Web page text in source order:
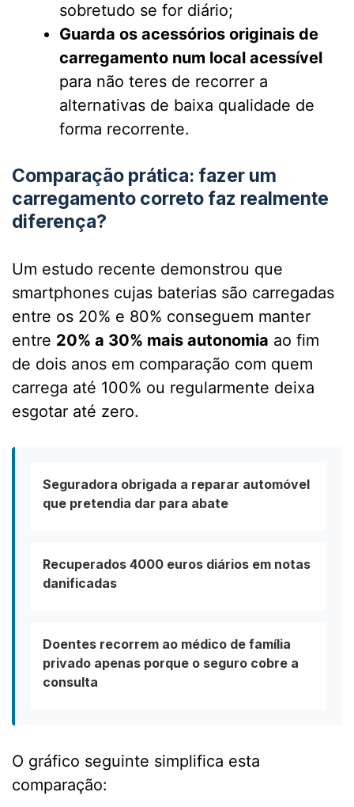
sobretudo se for diário;
Guarda os acessórios originais de
carregamento num local acessível
para não teres de recorrer a
alternativas de baixa qualidade de
forma recorrente.
Comparação prática: fazer um
carregamento correto faz realmente
diferença?
Um estudo recente demonstrou que
smartphones cujas baterias são carregadas
entre os 20% e 80% conseguem manter
entre 20% a 30% mais autonomia ao fim
de dois anos em comparação com quem
carrega até 100% ou regularmente deixa
esgotar até zero.
Seguradora obrigada a reparar automóvel
que pretendia dar para abate
Recuperados 4000 euros diários em notas
danificadas
Doentes recorrem ao médico de família
privado apenas porque o seguro cobre a
consulta
O gráfico seguinte simplifica esta
comparação: